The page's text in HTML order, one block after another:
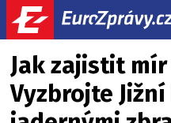
Jak zajistit mír
Vyzbrojte Jižní